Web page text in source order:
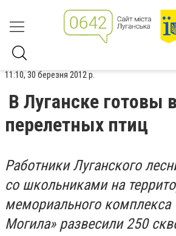
11:10, 30 березня 2012 р.
В Луганске готовы
перелетных птиц
Работники Луганского
со школьниками на
мемориального комплекса
Могила» развесили 250